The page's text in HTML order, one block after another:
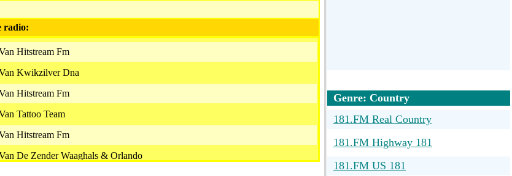
radio:
Hitstream Fm
Kwikzilver Dna
Hitstream Fm
Tattoo Team
Hitstream Fm
De Zender Waaghals & Orlando
Genre: Country
181.FM Real Country
181.FM Highway 181
181.FM US 181